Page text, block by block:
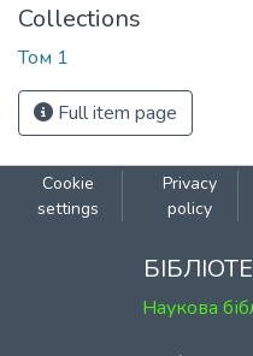
Collections
Том 1
Full item page
Cookie
settings
Privacy
policy
Наукова